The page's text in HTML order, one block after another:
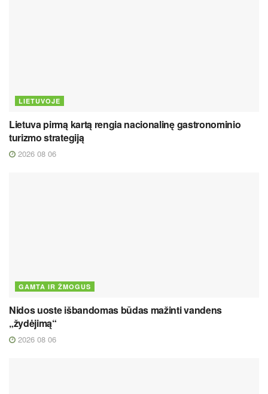
LIETUVOJE
Lietuva pirmą kartą rengia nacionalinę gastronominio
turizmo strategiją
2026 08 06
GAMTA IR ŽMOGUS
Nidos uoste išbandomas būdas mažinti vandens
„žydėjimą“
2026 08 06